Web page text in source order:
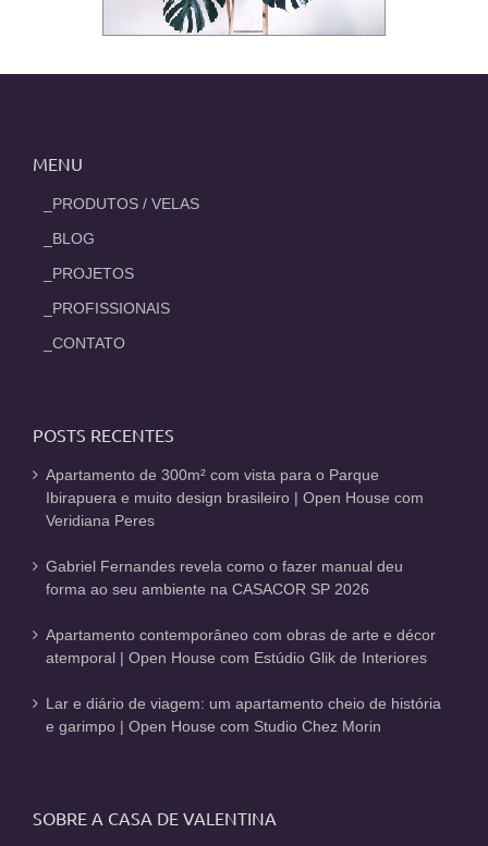
MENU
_PRODUTOS / VELAS
_BLOG
_PROJETOS
_PROFISSIONAIS
_CONTATO
POSTS RECENTES
Apartamento de 300m² com vista para o Parque
Ibirapuera e muito design brasileiro | Open House com
Veridiana Peres
Gabriel Fernandes revela como o fazer manual deu
forma ao seu ambiente na CASACOR SP 2026
Apartamento contemporâneo com obras de arte e décor
atemporal | Open House com Estúdio Glik de Interiores
Lar e diário de viagem: um apartamento cheio de história
e garimpo | Open House com Studio Chez Morin
SOBRE A CASA DE VALENTINA